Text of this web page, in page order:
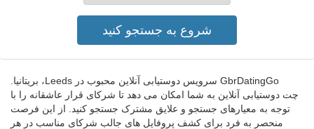
GbrDatingGo سرویس دوستیابی آنلاین محبوب در Leeds، بریتانیا.
چت دوستیابی آنلاین به شما امکان می دهد تا شرکای قرار عاشقانه را با
توجه به معیارهای جستجو و علایق مشترک جستجو کنید. از این فرصت
منحصر به فرد برای کشف پروفایل های جالب شرکای مناسب در هر